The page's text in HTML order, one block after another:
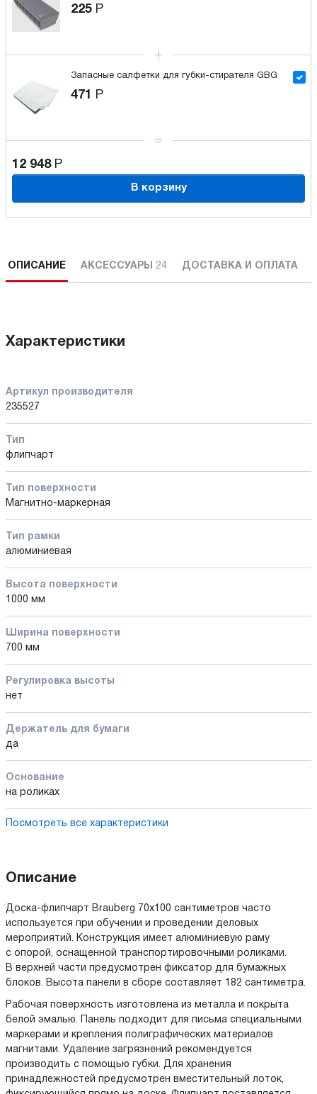
225 Р
Запасные салфетки для губки-стирателя GBG
471 Р
12 948 Р
В корзину
ОПИСАНИЕ АКСЕССУАРЫ 24 ДОСТАВКА И ОПЛАТА
Характеристики
Артикул производителя
235527
Тип
флипчарт
Тип поверхности
Магнитно-маркерная
Тип рамки
алюминиевая
Высота поверхности
1000 мм
Ширина поверхности
700 мм
Регулировка высоты
нет
Держатель для бумаги
да
Основание
на роликах
Посмотреть все характеристики
Описание
Доска-флипчарт Brauberg 70x100 сантиметров часто
используется при обучении и проведении деловых
мероприятий. Конструкция имеет алюминиевую раму
с опорой, оснащенной транспортировочными роликами.
В верхней части предусмотрен фиксатор для бумажных
блоков. Высота панели в сборе составляет 182 сантиметра.
Рабочая поверхность изготовлена из металла и покрыта
белой эмалью. Панель подходит для письма специальными
маркерами и крепления полиграфических материалов
магнитами. Удаление загрязнений рекомендуется
производить с помощью губки. Для хранения
принадлежностей предусмотрен вместительный лоток,